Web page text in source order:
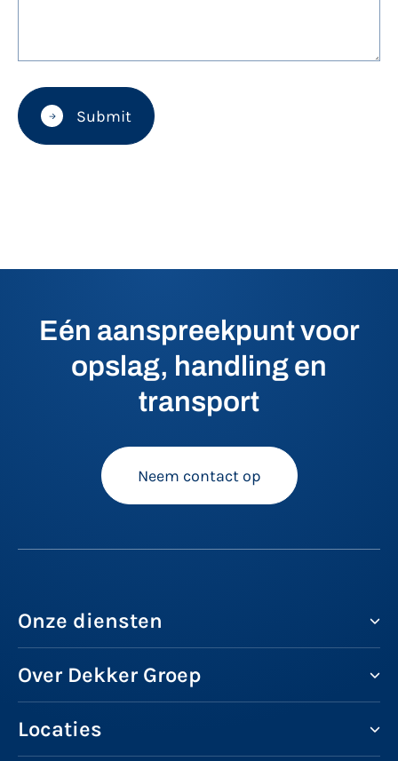
Submit
Eén aanspreekpunt voor
opslag, handling en
transport
Neem contact op
Onze diensten
Over Dekker Groep
Locaties